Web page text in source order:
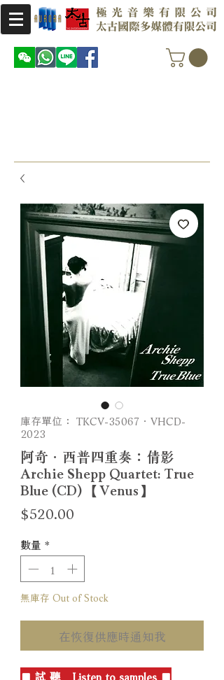
庫存單位： TKCV-35067．VHCD-
2023
阿奇．西普四重奏：倩影
Archie Shepp Quartet: True
Blue (CD) 【Venus】
$520.00
數量 *
無庫存 Out of Stock
在恢復供應時通知我
■ 試 聽 Listen to samples ■